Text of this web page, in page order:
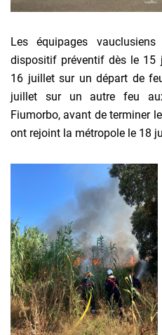
Les équipages
dispositif préventif dès le 15
16 juillet sur un départ de
juillet sur un autre feu
Fiumorbo, avant de terminer
ont rejoint la métropole le 18